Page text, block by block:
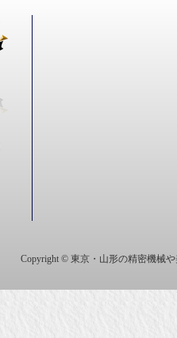
Copyright © 東京・山形の精密機械